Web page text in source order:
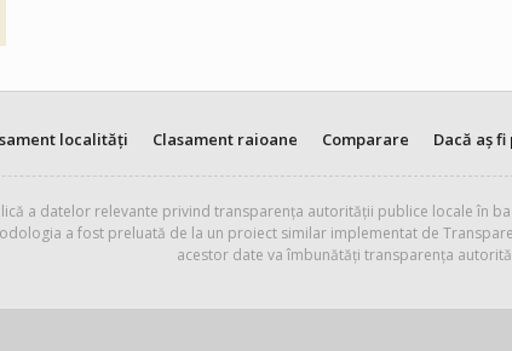
localități Clasament raioane Comparare Dacă aș
a datelor relevante privind transparența autorității publice locale în
a fost preluată de la un proiect similar implementat de
acestor date va îmbunătăți transparența